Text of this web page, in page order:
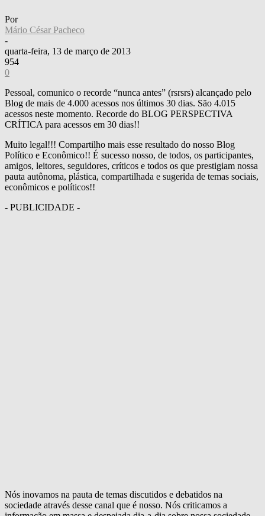
Por
Mário César Pacheco
-
quarta-feira, 13 de março de 2013
954
0
Pessoal, comunico o recorde “nunca antes” (rsrsrs) alcançado pelo
Blog de mais de 4.000 acessos nos últimos 30 dias. São 4.015
acessos neste momento. Recorde do BLOG PERSPECTIVA
CRÍTICA para acessos em 30 dias!!
Muito legal!!! Compartilho mais esse resultado do nosso Blog
Político e Econômico!! É sucesso nosso, de todos, os participantes,
amigos, leitores, seguidores, críticos e todos os que prestigiam nossa
pauta autônoma, plástica, compartilhada e sugerida de temas sociais,
econômicos e políticos!!
- PUBLICIDADE -
Nós inovamos na pauta de temas discutidos e debatidos na
sociedade através desse canal que é nosso. Nós criticamos a